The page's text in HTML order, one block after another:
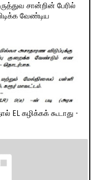
சான்றின் பேரில்
வேண்டிய
EL கழிக்கக் கூடாது -